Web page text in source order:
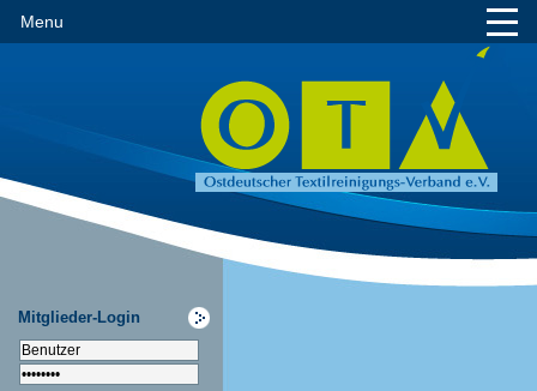
Menu
Mitglieder-Login